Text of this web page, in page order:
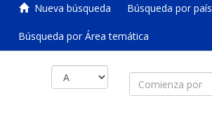
Nueva búsqueda Búsqueda por país
Búsqueda por Área temática